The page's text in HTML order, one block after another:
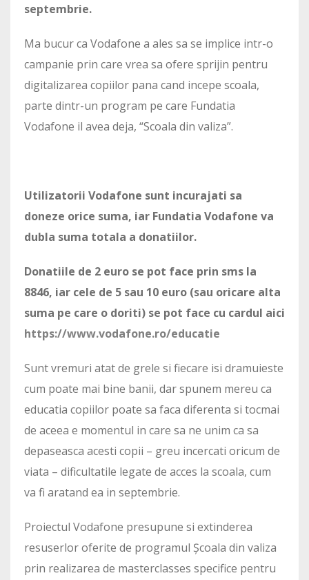
septembrie.
Ma bucur ca Vodafone a ales sa se implice intr-o
campanie prin care vrea sa ofere sprijin pentru
digitalizarea copiilor pana cand incepe scoala,
parte dintr-un program pe care Fundatia
Vodafone il avea deja, “Scoala din valiza”.
Utilizatorii Vodafone sunt incurajati sa
doneze orice suma, iar Fundatia Vodafone va
dubla suma totala a donatiilor.
Donatiile de 2 euro se pot face prin sms la
8846, iar cele de 5 sau 10 euro (sau oricare alta
suma pe care o doriti) se pot face cu cardul aici
https://www.vodafone.ro/educatie
Sunt vremuri atat de grele si fiecare isi dramuieste
cum poate mai bine banii, dar spunem mereu ca
educatia copiilor poate sa faca diferenta si tocmai
de aceea e momentul in care sa ne unim ca sa
depaseasca acesti copii – greu incercati oricum de
viata – dificultatile legate de acces la scoala, cum
va fi aratand ea in septembrie.
Proiectul Vodafone presupune si extinderea
resuserlor oferite de programul Școala din valiza
prin realizarea de masterclasses specifice pentru